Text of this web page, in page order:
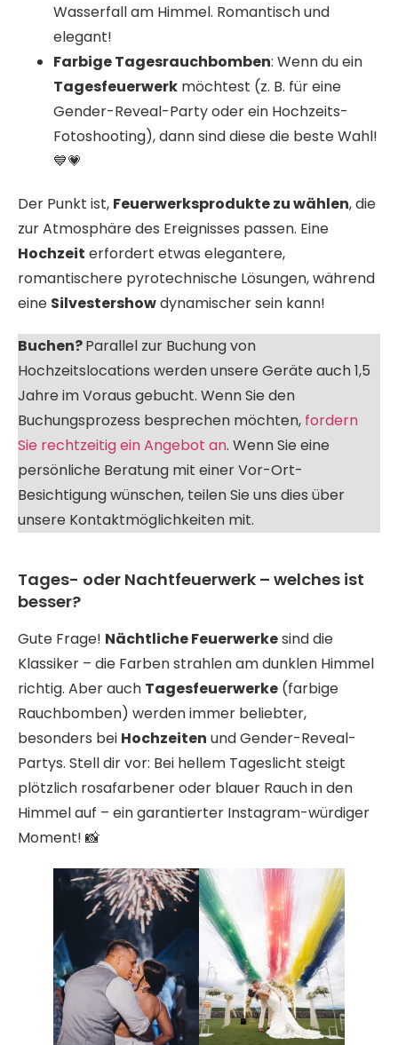
Wasserfall am Himmel. Romantisch und
elegant!
Farbige Tagesrauchbomben: Wenn du ein
Tagesfeuerwerk möchtest (z. B. für eine
Gender-Reveal-Party oder ein Hochzeits-
Fotoshooting), dann sind diese die beste Wahl!
💙💗
Der Punkt ist, Feuerwerksprodukte zu wählen, die
zur Atmosphäre des Ereignisses passen. Eine
Hochzeit erfordert etwas elegantere,
romantischere pyrotechnische Lösungen, während
eine Silvestershowdynamischer sein kann!
Buchen?Parallel zur Buchung von
Hochzeitslocations werden unsere Geräte auch 1,5
Jahre im Voraus gebucht. Wenn Sie den
Buchungsprozess besprechen möchten, fordern
Sie rechtzeitig ein Angebot an. Wenn Sie eine
persönliche Beratung mit einer Vor-Ort-
Besichtigung wünschen, teilen Sie uns dies über
unsere Kontaktmöglichkeiten mit.
Tages- oder Nachtfeuerwerk – welches ist
besser?
Gute Frage! Nächtliche Feuerwerkesind die
Klassiker – die Farben strahlen am dunklen Himmel
richtig. Aber auch Tagesfeuerwerke (farbige
Rauchbomben) werden immer beliebter,
besonders bei Hochzeiten und Gender-Reveal-
Partys. Stell dir vor: Bei hellem Tageslicht steigt
plötzlich rosafarbener oder blauer Rauch in den
Himmel auf – ein garantierter Instagram-würdiger
Moment! 📸